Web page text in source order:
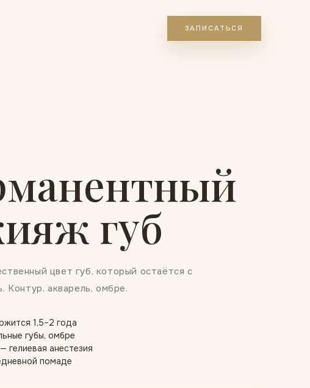
ЗАПИСАТЬСЯ
губ
цвет губ, который остаётся с
Контур, акварель, омбре.
1,5–2 года
губы, омбре
гелиевая анестезия
помаде